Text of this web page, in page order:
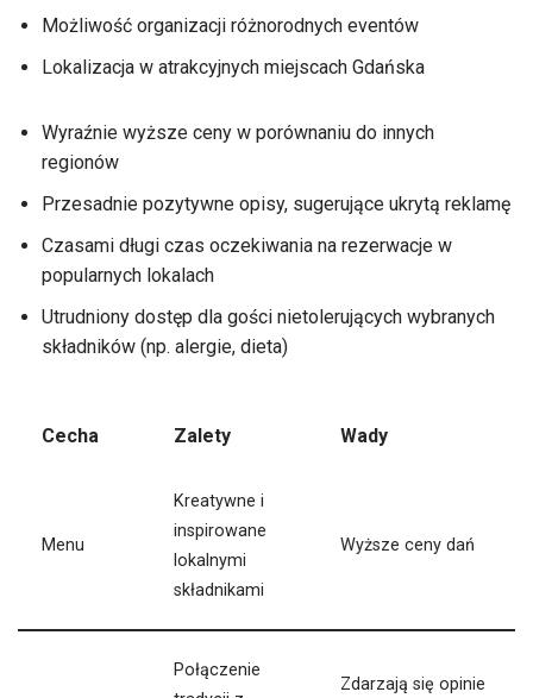
Możliwość organizacji różnorodnych eventów
Lokalizacja w atrakcyjnych miejscach Gdańska
Wyraźnie wyższe ceny w porównaniu do innych
regionów
Przesadnie pozytywne opisy, sugerujące ukrytą reklamę
Czasami długi czas oczekiwania na rezerwacje w
popularnych lokalach
Utrudniony dostęp dla gości nietolerujących wybranych
składników (np. alergie, dieta)
Cecha Zalety Wady
Menu
Kreatywne i
inspirowane
lokalnymi
składnikami
Wyższe ceny dań
Połączenie
Zdarzają się opinie